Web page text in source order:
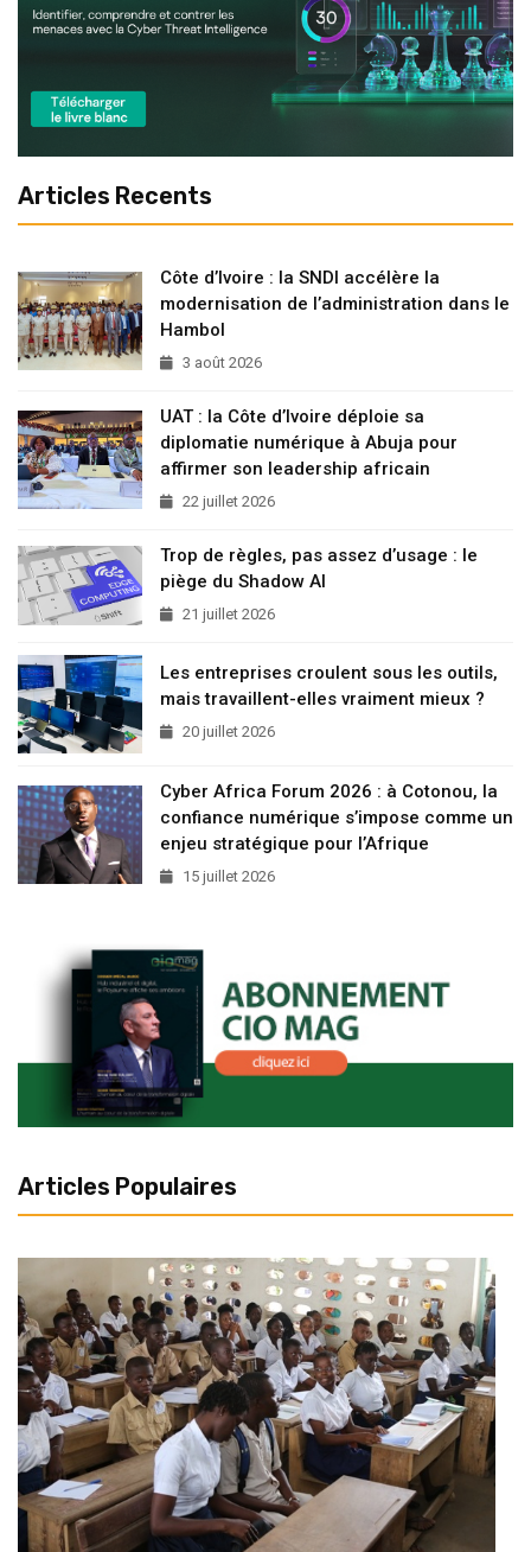
Articles Recents
Côte d’Ivoire : la SNDI accélère la
modernisation de l’administration dans le
Hambol
3 août 2026
UAT : la Côte d’Ivoire déploie sa
diplomatie numérique à Abuja pour
affirmer son leadership africain
22 juillet 2026
Trop de règles, pas assez d’usage : le
piège du Shadow AI
21 juillet 2026
Les entreprises croulent sous les outils,
mais travaillent-elles vraiment mieux ?
20 juillet 2026
Cyber Africa Forum 2026 : à Cotonou, la
confiance numérique s’impose comme un
enjeu stratégique pour l’Afrique
15 juillet 2026
Articles Populaires